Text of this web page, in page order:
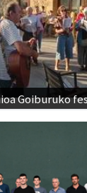
Goiburuko